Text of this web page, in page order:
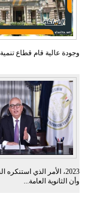
وجودة عالية قام قطاع تنمية
2023، الأمر الذي
وأن الثانوية العامة...